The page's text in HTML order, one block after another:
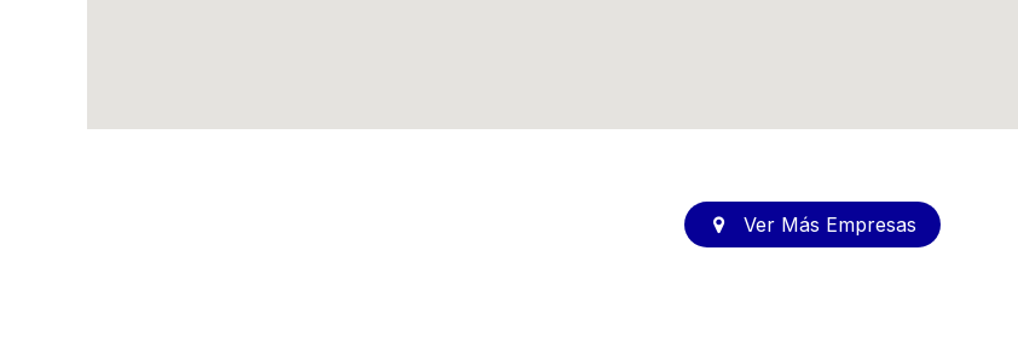
Ver Más Empresas